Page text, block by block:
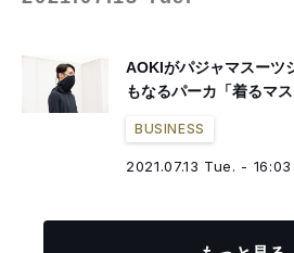
AOKIがパジャマスー
もなるパーカ「着るマ
BUSINESS
2021.07.13 Tue. - 16:03